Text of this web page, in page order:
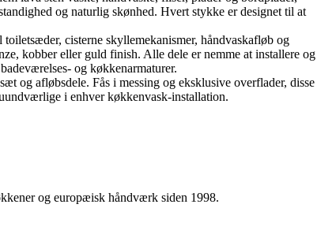
og naturlig skønhed. Hvert stykke er designet til at
cisterne skyllemekanismer, håndvaskafløb og
kobber eller guld finish. Alle dele er nemme at installere og
og køkkenarmaturer.
og afløbsdele. Fås i messing og eksklusive overflader, disse
i enhver køkkenvask-installation.
og europæisk håndværk siden 1998.